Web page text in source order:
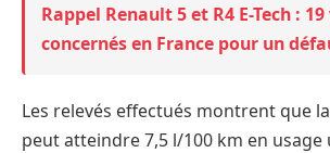
Rappel Renault 5 et R4 E-Tech :
concernés en France pour un
Les relevés effectués montrent que
peut atteindre 7,5 l/100 km en usage